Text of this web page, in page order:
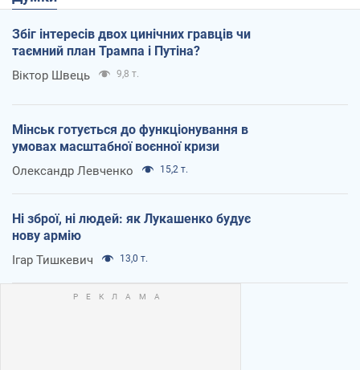
Збіг інтересів двох цинічних гравців чи
таємний план Трампа і Путіна?
Віктор Швець 9,8 т.
Мінськ готується до функціонування в
умовах масштабної воєнної кризи
Олександр Левченко 15,2 т.
Ні зброї, ні людей: як Лукашенко будує
нову армію
Ігар Тишкевич 13,0 т.